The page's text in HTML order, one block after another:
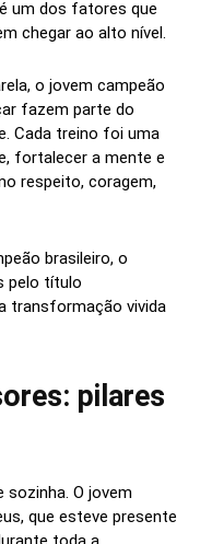
um dos fatores que
chegar ao alto nível.
o jovem campeão
fazem parte do
Cada treino foi uma
fortalecer a mente e
respeito, coragem,
brasileiro, o
pelo título
transformação vivida
pilares
sozinha. O jovem
que esteve presente